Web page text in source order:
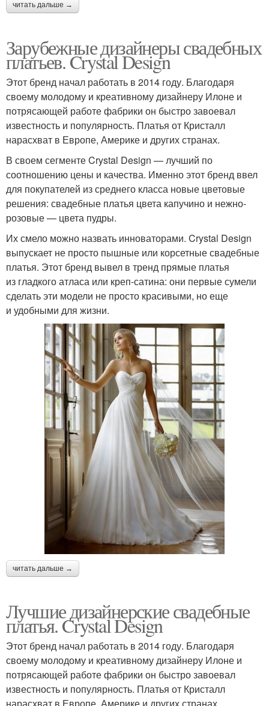
читать дальше →
Зарубежные дизайнеры свадебных
платьев. Crystal Design
Этот бренд начал работать в 2014 году. Благодаря
своему молодому и креативному дизайнеру Илоне и
потрясающей работе фабрики он быстро завоевал
известность и популярность. Платья от Кристалл
нарасхват в Европе, Америке и других странах.
В своем сегменте Crystal Design — лучший по
соотношению цены и качества. Именно этот бренд ввел
для покупателей из среднего класса новые цветовые
решения: свадебные платья цвета капучино и нежно-
розовые — цвета пудры.
Их смело можно назвать инноваторами. Crystal Design
выпускает не просто пышные или корсетные свадебные
платья. Этот бренд вывел в тренд прямые платья
из гладкого атласа или креп-сатина: они первые сумели
сделать эти модели не просто красивыми, но еще
и удобными для жизни.
читать дальше →
Лучшие дизайнерские свадебные
платья. Crystal Design
Этот бренд начал работать в 2014 году. Благодаря
своему молодому и креативному дизайнеру Илоне и
потрясающей работе фабрики он быстро завоевал
известность и популярность. Платья от Кристалл